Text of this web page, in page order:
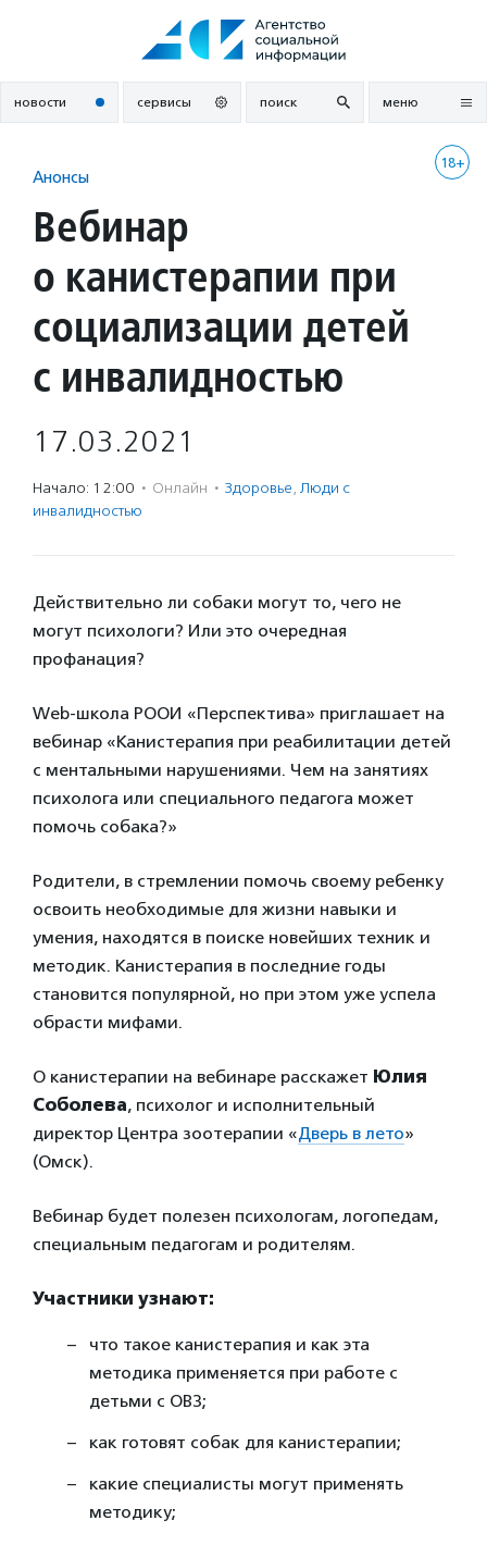
новости сервисы поиск меню
18+
Анонсы
Вебинар
о канистерапии при
социализации детей
с инвалидностью
17.03.2021
Начало: 12:00 · Онлайн · Здоровье, Люди с
инвалидностью
Действительно ли собаки могут то, чего не
могут психологи? Или это очередная
профанация?
Web-школа РООИ «Перспектива» приглашает на
вебинар «Канистерапия при реабилитации детей
с ментальными нарушениями. Чем на занятиях
психолога или специального педагога может
помочь собака?»
Родители, в стремлении помочь своему ребенку
освоить необходимые для жизни навыки и
умения, находятся в поиске новейших техник и
методик. Канистерапия в последние годы
становится популярной, но при этом уже успела
обрасти мифами.
О канистерапии на вебинаре расскажет Юлия
Соболева, психолог и исполнительный
директор Центра зоотерапии «Дверь в лето»
(Омск).
Вебинар будет полезен психологам, логопедам,
специальным педагогам и родителям.
Участники узнают:
что такое канистерапия и как эта
методика применяется при работе с
детьми с ОВЗ;
как готовят собак для канистерапии;
какие специалисты могут применять
методику;